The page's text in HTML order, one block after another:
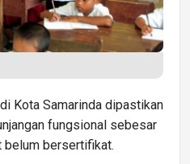
Kota Samarinda dipastikan
fungsional sebesar
belum bersertifikat.